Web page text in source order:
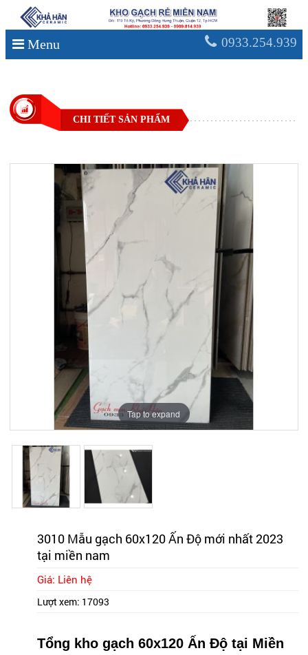
Menu 0933.254.939
CHI TIẾT SẢN PHẨM
Tap to expand
Tap to expand
3010 Mẫu gạch 60x120 Ấn Độ mới nhất 2023
tại miền nam
Giá: Liên hệ
Lượt xem: 17093
Tổng kho gạch 60x120 Ấn Độ tại Miền